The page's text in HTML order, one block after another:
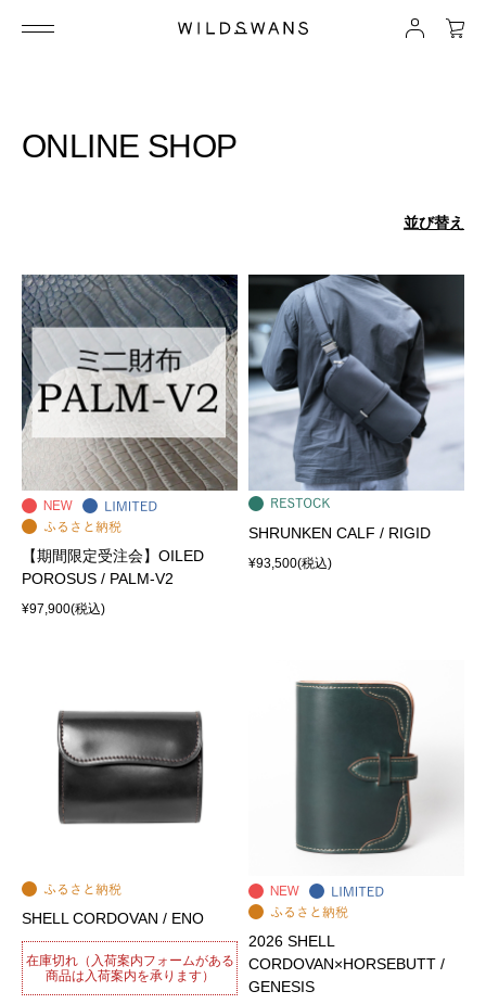
ONLINE SHOP
並び替え
【期間限定受注会】OILED
POROSUS / PALM-V2
¥97,900(税込)
SHRUNKEN CALF / RIGID
¥93,500(税込)
SHELL CORDOVAN / ENO
在庫切れ（入荷案内フォームがある
商品は入荷案内を承ります）
2026 SHELL
CORDOVAN×HORSEBUTT /
GENESIS